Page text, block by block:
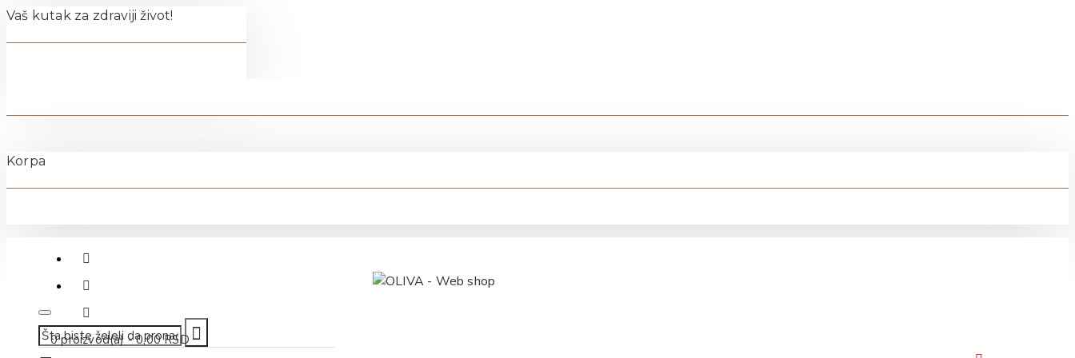
Vaš kutak za zdraviji život!
Korpa
011-40-70-500
0 proizvod(a) - 0,00 RSD